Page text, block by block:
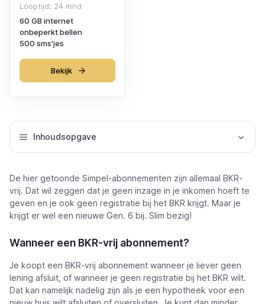
Looptijd: 24 mnd
60 GB internet
onbeperkt bellen
500 sms'jes
Bekijk
Inhoudsopgave
De hier getoonde Simpel-abonnementen zijn allemaal BKR-
vrij. Dat wil zeggen dat je geen inzage in je inkomen hoeft te
geven en je ook geen registratie bij het BKR krijgt. Maar je
krijgt er wel een nieuwe Gen. 6 bij. Slim bezig!
Wanneer een BKR-vrij abonnement?
Je koopt een BKR-vrij abonnement wanneer je liever geen
lening afsluit, of wanneer je geen registratie bij het BKR wilt.
Dat kan namelijk nadelig zijn als je een hypotheek voor een